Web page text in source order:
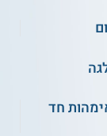
חד